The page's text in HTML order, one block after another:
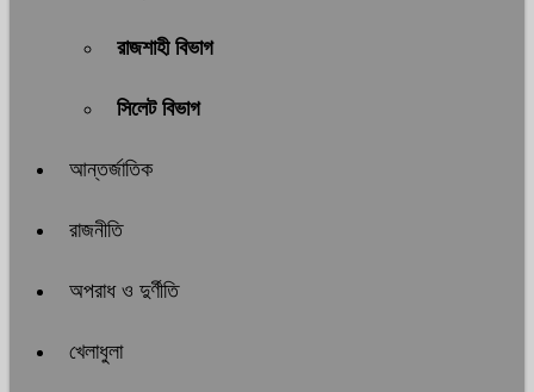
রাজশাহী বিভাগ
সিলেট বিভাগ
আন্তর্জাতিক
রাজনীতি
অপরাধ ও দুর্ণীতি
খেলাধুলা